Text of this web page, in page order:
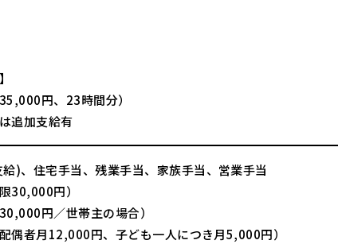
円、23時間分）
追加支給有
)、住宅手当、残業手当、家族手当、営業手当
30,000円）
円／世帯主の場合）
偶者月12,000円、子ども一人につき月5,000円）